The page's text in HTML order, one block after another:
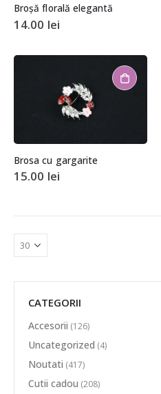
Broșă florală elegantă
14.00 lei
Brosa cu gargarite
15.00 lei
CATEGORII
Accesorii (126)
Uncategorized (4)
Noutati (417)
Cutii cadou (208)